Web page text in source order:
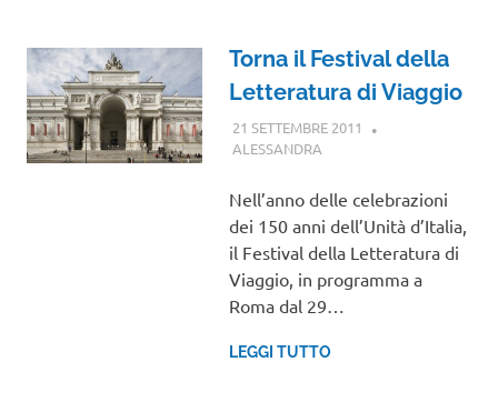
Torna il Festival della
Letteratura di Viaggio
21 SETTEMBRE 2011
ALESSANDRA
Nell’anno delle celebrazioni
dei 150 anni dell’Unità d’Italia,
il Festival della Letteratura di
Viaggio, in programma a
Roma dal 29…
LEGGI TUTTO